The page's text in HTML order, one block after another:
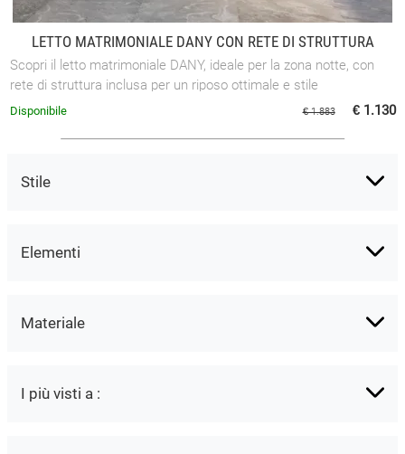
Stile
Elementi
Materiale
I più visti a :
LETTO MATRIMONIALE DANY CON RETE DI STRUTTURA
Scopri il letto matrimoniale DANY, ideale per la zona notte, con
rete di struttura inclusa per un riposo ottimale e stile
contemporaneo.
€ 1.883 € 1.130
Disponibile